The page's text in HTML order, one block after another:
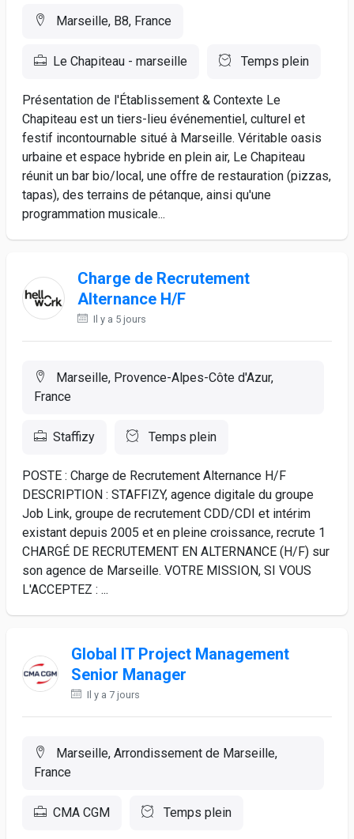
Marseille, B8, France
Le Chapiteau - marseille Temps plein
Présentation de l'Établissement & Contexte Le
Chapiteau est un tiers-lieu événementiel, culturel et
festif incontournable situé à Marseille. Véritable oasis
urbaine et espace hybride en plein air, Le Chapiteau
réunit un bar bio/local, une offre de restauration (pizzas,
tapas), des terrains de pétanque, ainsi qu'une
programmation musicale...
Charge de Recrutement
Alternance H/F
Il y a 5 jours
Marseille, Provence-Alpes-Côte d'Azur,
France
Staffizy Temps plein
POSTE : Charge de Recrutement Alternance H/F
DESCRIPTION : STAFFIZY, agence digitale du groupe
Job Link, groupe de recrutement CDD/CDI et intérim
existant depuis 2005 et en pleine croissance, recrute 1
CHARGÉ DE RECRUTEMENT EN ALTERNANCE (H/F) sur
son agence de Marseille. VOTRE MISSION, SI VOUS
L'ACCEPTEZ : ...
Global IT Project Management
Senior Manager
Il y a 7 jours
Marseille, Arrondissement de Marseille,
France
CMA CGM Temps plein